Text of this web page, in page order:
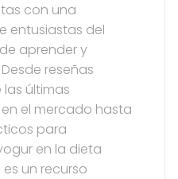
con una
entusiastas del
aprender y
reseñas
últimas
el mercado hasta
para
en la dieta
un recurso